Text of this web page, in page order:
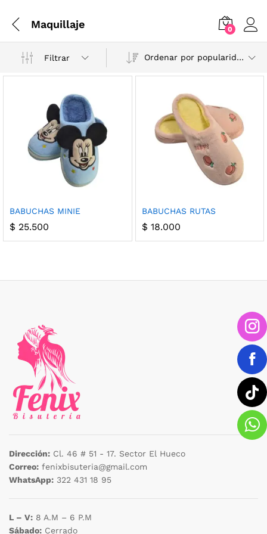
Maquillaje 0
Filtrar Ordenar por popularidad
BABUCHAS MINIE
$ 25.500
BABUCHAS RUTAS
$ 18.000
Dirección: Cl. 46 # 51 - 17. Sector El Hueco
Correo: fenixbisuteria@gmail.com
WhatsApp: 322 431 18 95
L – V: 8 A.M – 6 P.M
Sábado: Cerrado